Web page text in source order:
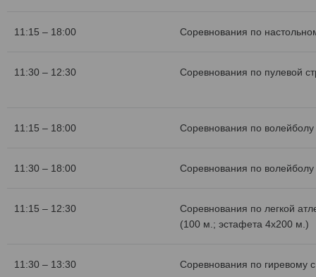
11:15 – 18:00 Соревнования по
11:30 – 12:30 Соревнования по пулевой
11:15 – 18:00 Соревнования по
11:30 – 18:00 Соревнования по
11:15 – 12:30
Соревнования по легкой
(100 м.; эстафета 4х200 м.)
11:30 – 13:30 Соревнования по гиревому